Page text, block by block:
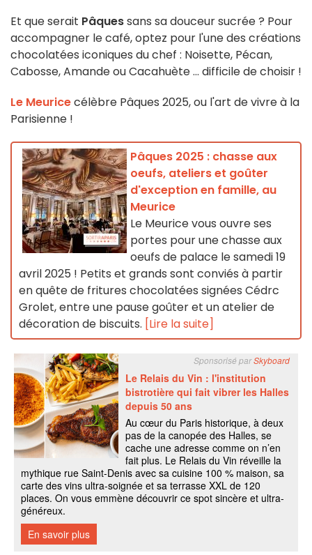
Et que serait Pâquessans sa douceur sucrée ? Pour
accompagner le café, optez pour l'une des créations
chocolatées iconiques du chef : Noisette, Pécan,
Cabosse, Amande ou Cacahuète ... difficile de choisir !
Le Meuricecélèbre Pâques 2025, ou l'art de vivre à la
Parisienne !
Pâques 2025 : chasse aux
oeufs, ateliers et goûter
d'exception en famille, au
Meurice
Le Meurice vous ouvre ses
portes pour une chasse aux
oeufs de palace le samedi 19
avril 2025 ! Petits et grands sont conviés à partir
en quête de fritures chocolatées signées Cédrc
Grolet, entre une pause goûter et un atelier de
décoration de biscuits. [Lire la suite]